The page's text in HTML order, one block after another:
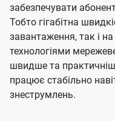
забезпечувати
Тобто гігабітна
завантаження, так і
технологіями
швидше та
працює стабільно
знеструмлень.